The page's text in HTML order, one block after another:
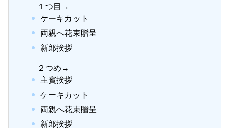
１つ目→
ケーキカット
両親へ花束贈呈
新郎挨拶
２つめ→
主賓挨拶
ケーキカット
両親へ花束贈呈
新郎挨拶